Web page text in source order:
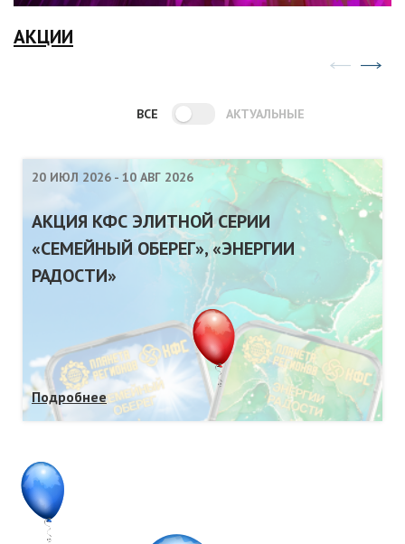
АКЦИИ
ВСЕ АКТУАЛЬНЫЕ
20 ИЮЛ 2026 - 10 АВГ 2026
АКЦИЯ КФС ЭЛИТНОЙ СЕРИИ
«СЕМЕЙНЫЙ ОБЕРЕГ», «ЭНЕРГИИ
РАДОСТИ»
Подробнее